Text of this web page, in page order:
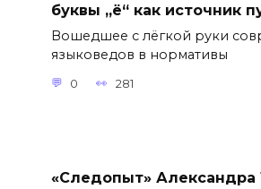
буквы „ё“ как источник
Вошедшее с лёгкой руки
языковедов в нормативы
0 281
«Следопыт» Александра